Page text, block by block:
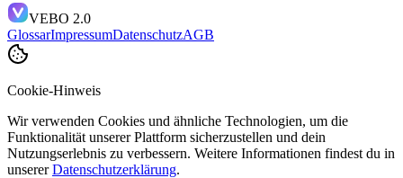
VEBO 2.0
GlossarImpressumDatenschutzAGB
Cookie-Hinweis
Wir verwenden Cookies und ähnliche Technologien, um die
Funktionalität unserer Plattform sicherzustellen und dein
Nutzungserlebnis zu verbessern. Weitere Informationen findest du in
unsererDatenschutzerklärung.